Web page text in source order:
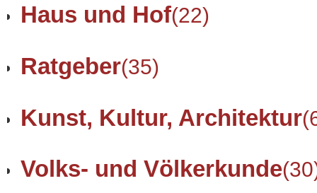
Haus und Hof(22)
Ratgeber(35)
Kunst, Kultur, Architektur
Volks- und Völkerkunde